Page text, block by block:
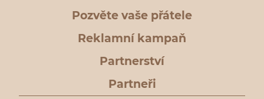
Pozvěte vaše přátele
Reklamní kampaň
Partnerství
Partneři